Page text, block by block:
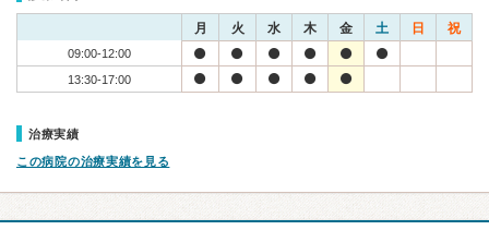
月 火 水 木 金 土 日 祝
09:00-12:00
13:30-17:00
治療実績
この病院の治療実績を見る